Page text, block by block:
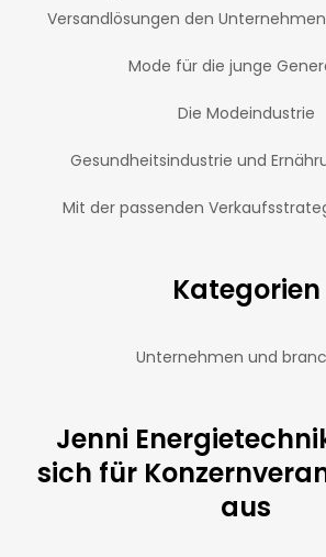
Versandlösungen den
Mode für die junge
Die Modeindustrie
Gesundheitsindustrie und
Mit der passenden
Kategorien
Unternehmen und
Jenni
sich für
aus